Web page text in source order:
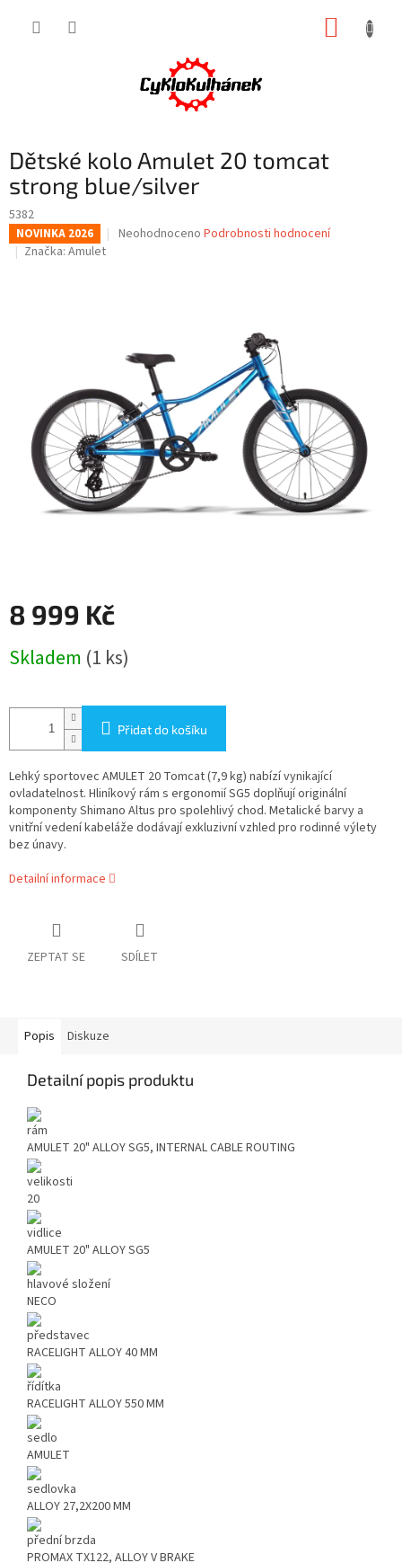
Dětské kolo Amulet 20 tomcat
strong blue/silver
5382
NOVINKA 2026
Průměrné
hvězdiček.
Neohodnoceno Podrobnosti hodnocení
Značka: Amulet
8 999 Kč
cena:
Skladem (1 ks)
Přidat do košíku
Lehký sportovec AMULET 20 Tomcat (7,9 kg) nabízí vynikající
ovladatelnost. Hliníkový rám s ergonomií SG5 doplňují originální
komponenty Shimano Altus pro spolehlivý chod. Metalické barvy a
vnitřní vedení kabeláže dodávají exkluzivní vzhled pro rodinné výlety
bez únavy.
Detailní informace
ZEPTAT SE SDÍLET
Popis Diskuze
Detailní popis produktu
rám
AMULET 20" ALLOY SG5, INTERNAL CABLE ROUTING
velikosti
20
vidlice
AMULET 20" ALLOY SG5
hlavové složení
NECO
představec
RACELIGHT ALLOY 40 MM
řídítka
RACELIGHT ALLOY 550 MM
sedlo
AMULET
sedlovka
ALLOY 27,2X200 MM
přední brzda
PROMAX TX122, ALLOY V BRAKE